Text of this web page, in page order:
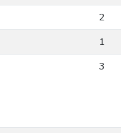
2
1
3